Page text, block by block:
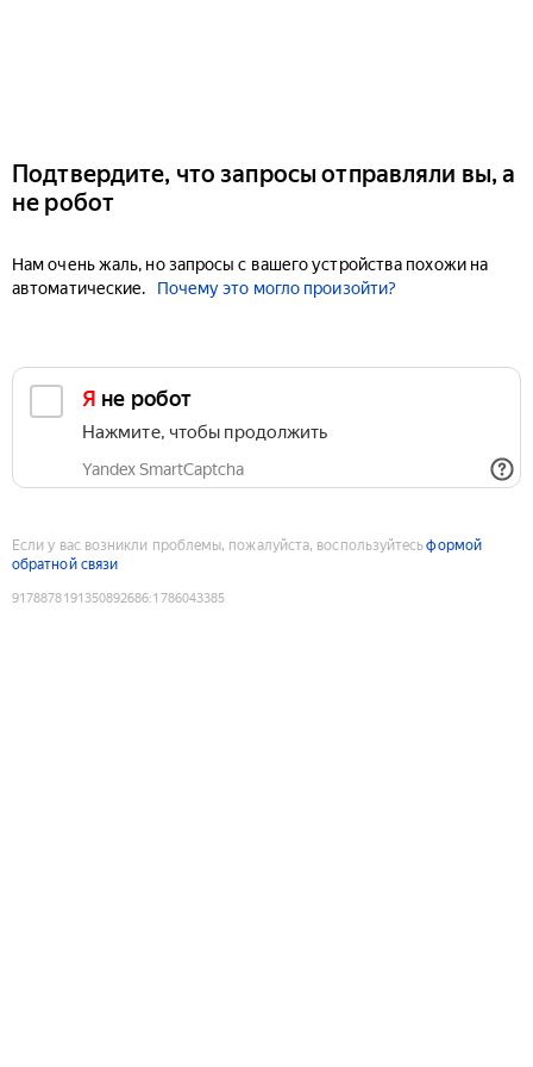
Подтвердите, что запросы отправляли вы, а
не робот
Нам очень жаль, но запросы с вашего устройства похожи на
автоматические.
Почему это могло произойти?
Я не робот
Нажмите, чтобы продолжить
Yandex SmartCaptcha
Если у вас возникли проблемы, пожалуйста, воспользуйтесьформой
обратной связи
9178878191350892686:1786043385